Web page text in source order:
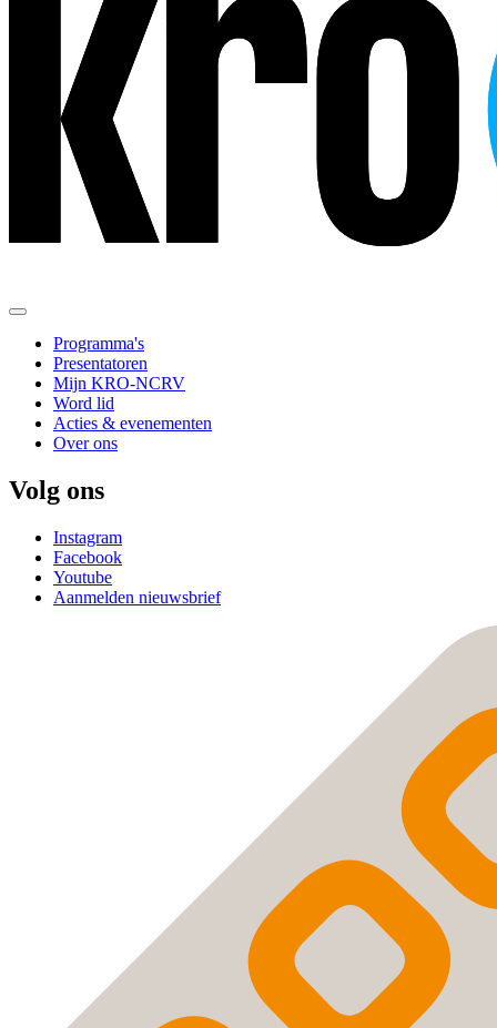
Programma's
Presentatoren
Mijn KRO-NCRV
Word lid
Acties & evenementen
Over ons
Volg ons
Instagram
Facebook
Youtube
Aanmelden nieuwsbrief